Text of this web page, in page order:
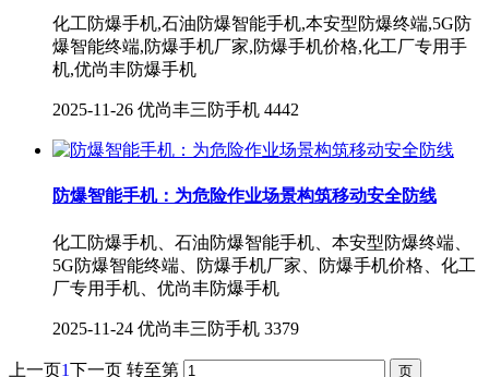
化工防爆手机,石油防爆智能手机,本安型防爆终端,5G防
爆智能终端,防爆手机厂家,防爆手机价格,化工厂专用手
机,优尚丰防爆手机
2025-11-26 优尚丰三防手机 4442
防爆智能手机：为危险作业场景构筑移动安全防线
化工防爆手机、石油防爆智能手机、本安型防爆终端、
5G防爆智能终端、防爆手机厂家、防爆手机价格、化工
厂专用手机、优尚丰防爆手机
2025-11-24 优尚丰三防手机 3379
上一页1下一页 转至第